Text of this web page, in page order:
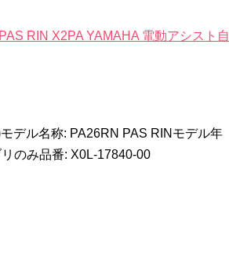
RIN X2PA YAMAHA 電動アシスト自
デル名称: PA26RN PAS RINモデル年
のみ品番: X0L-17840-00